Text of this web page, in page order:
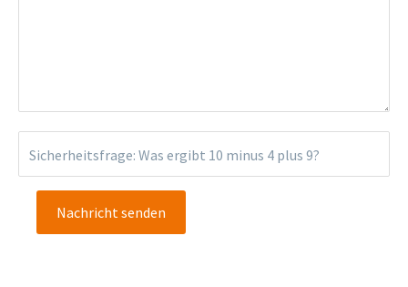
Sicherheitsfrage: Was ergibt 10 minus 4 plus 9?